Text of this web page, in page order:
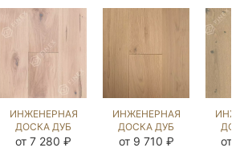
ИНЖЕНЕРНАЯ
ДОСКА ДУБ
ПРИНСТОН
от 7 280 ₽
ИНЖЕНЕРНАЯ
ДОСКА ДУБ
ВЕРДЖН
от 9 710 ₽ от